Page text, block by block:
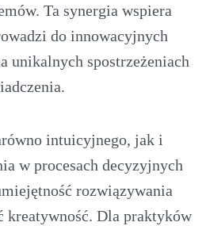
Ta synergia wspiera
do innowacyjnych
unikalnych spostrzeżeniach
intuicyjnego, jak i
w procesach decyzyjnych
rozwiązywania
Dla praktyków